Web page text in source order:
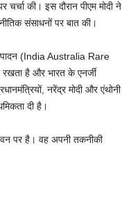
की। इस दौरान पीएम मोदी ने
संसाधनों पर बात की।
(India Australia Rare
है और भारत के एनर्जी
नरेंद्र मोदी और एंथोनी
दी है।
वन पर है। वह अपनी तकनीकी